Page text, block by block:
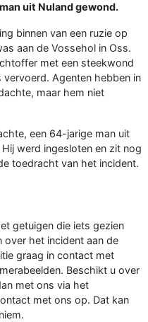
uit Nuland gewond.
binnen van een ruzie op
aan de Vossehol in Oss.
met een steekwond
vervoerd. Agenten hebben in
maar hem niet
een 64-jarige man uit
werd ingesloten en zit nog
toedracht van het incident.
getuigen die iets gezien
over het incident aan de
graag in contact met
Beschikt u over
met ons via het
met ons op. Dat kan